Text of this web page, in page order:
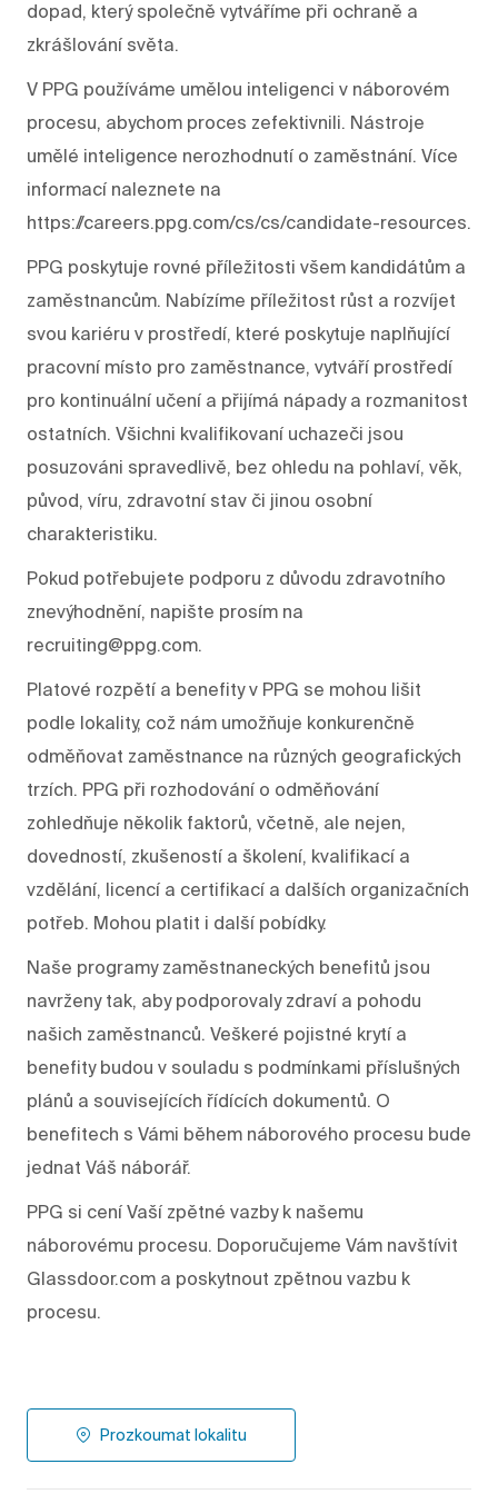
dopad, který společně vytváříme při ochraně a
zkrášlování světa.
V PPG používáme umělou inteligenci v náborovém
procesu, abychom proces zefektivnili. Nástroje
umělé inteligence nerozhodnutí o zaměstnání. Více
informací naleznete na
https://careers.ppg.com/cs/cs/candidate-resources.
PPG poskytuje rovné příležitosti všem kandidátům a
zaměstnancům. Nabízíme příležitost růst a rozvíjet
svou kariéru v prostředí, které poskytuje naplňující
pracovní místo pro zaměstnance, vytváří prostředí
pro kontinuální učení a přijímá nápady a rozmanitost
ostatních. Všichni kvalifikovaní uchazeči jsou
posuzováni spravedlivě, bez ohledu na pohlaví, věk,
původ, víru, zdravotní stav či jinou osobní
charakteristiku.
Pokud potřebujete podporu z důvodu zdravotního
znevýhodnění, napište prosím na
recruiting@ppg.com.
Platové rozpětí a benefity v PPG se mohou lišit
podle lokality, což nám umožňuje konkurenčně
odměňovat zaměstnance na různých geografických
trzích. PPG při rozhodování o odměňování
zohledňuje několik faktorů, včetně, ale nejen,
dovedností, zkušeností a školení, kvalifikací a
vzdělání, licencí a certifikací a dalších organizačních
potřeb. Mohou platit i další pobídky.
Naše programy zaměstnaneckých benefitů jsou
navrženy tak, aby podporovaly zdraví a pohodu
našich zaměstnanců. Veškeré pojistné krytí a
benefity budou v souladu s podmínkami příslušných
plánů a souvisejících řídících dokumentů. O
benefitech s Vámi během náborového procesu bude
jednat Váš náborář.
PPG si cení Vaší zpětné vazby k našemu
náborovému procesu. Doporučujeme Vám navštívit
Glassdoor.com a poskytnout zpětnou vazbu k
procesu.
Prozkoumat lokalitu